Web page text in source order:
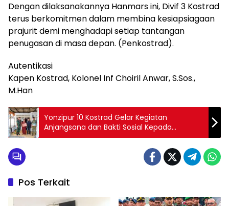
Dengan dilaksanakannya Hanmars ini, Divif 3 Kostrad
terus berkomitmen dalam membina kesiapsiagaan
prajurit demi menghadapi setiap tantangan
penugasan di masa depan. (Penkostrad).
Autentikasi
Kapen Kostrad, Kolonel Inf Choiril Anwar, S.Sos.,
M.Han
Yonzipur 10 Kostrad Gelar Kegiatan
Anjangsana dan Bakti Sosial Kepada
Masyarakat Kurang Mampu
Pos Terkait